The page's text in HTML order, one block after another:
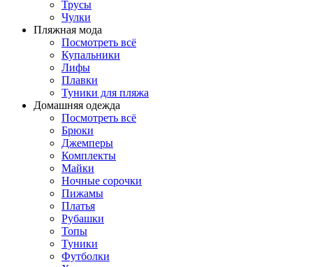
Трусы
Чулки
Пляжная мода
Посмотреть всё
Купальники
Лифы
Плавки
Туники для пляжа
Домашняя одежда
Посмотреть всё
Брюки
Джемперы
Комплекты
Майки
Ночные сорочки
Пижамы
Платья
Рубашки
Топы
Туники
Футболки